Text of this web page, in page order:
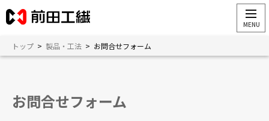
トップ > 製品・工法 > お問合せフォーム
お問合せフォーム